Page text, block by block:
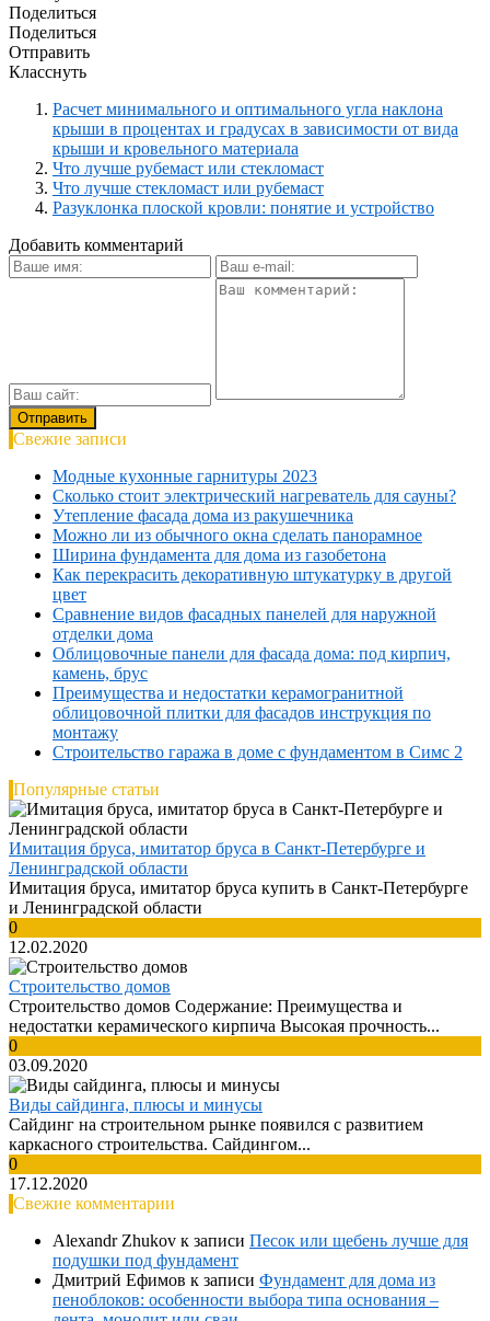
Поделиться
Поделиться
Отправить
Класснуть
Расчет минимального и оптимального угла наклона
крыши в процентах и градусах в зависимости от вида
крыши и кровельного материала
Что лучше рубемаст или стекломаст
Что лучше стекломаст или рубемаст
Разуклонка плоской кровли: понятие и устройство
Добавить комментарий
Свежие записи
Модные кухонные гарнитуры 2023
Сколько стоит электрический нагреватель для сауны?
Утепление фасада дома из ракушечника
Можно ли из обычного окна сделать панорамное
Ширина фундамента для дома из газобетона
Как перекрасить декоративную штукатурку в другой
цвет
Сравнение видов фасадных панелей для наружной
отделки дома
Облицовочные панели для фасада дома: под кирпич,
камень, брус
Преимущества и недостатки керамогранитной
облицовочной плитки для фасадов инструкция по
монтажу
Строительство гаража в доме с фундаментом в Симс 2
Популярные статьи
Имитация бруса, имитатор бруса в Санкт-Петербурге и
Ленинградской области
Имитация бруса, имитатор бруса купить в Санкт-Петербурге
и Ленинградской области
0
12.02.2020
Строительство домов
Строительство домов Содержание: Преимущества и
недостатки керамического кирпича Высокая прочность...
0
03.09.2020
Виды сайдинга, плюсы и минусы
Сайдинг на строительном рынке появился с развитием
каркасного строительства. Сайдингом...
0
17.12.2020
Свежие комментарии
Alexandr Zhukov к записи Песок или щебень лучше для
подушки под фундамент
Дмитрий Ефимов к записи Фундамент для дома из
пеноблоков: особенности выбора типа основания –